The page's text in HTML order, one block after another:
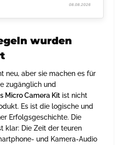
08.08.2026
wurden
neu, aber sie machen es für
zugänglich und
Micro Camera Kit ist nicht
Es ist die logische und
Erfolgsgeschichte. Die
klar: Die Zeit der teuren
und Kamera-Audio